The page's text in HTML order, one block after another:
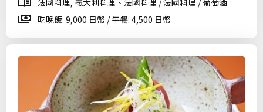
法國料理, 義大利料理、法國料理 / 法國料理 / 葡萄酒
吃晚飯: 9,000 日幣 / 午餐: 4,500 日幣